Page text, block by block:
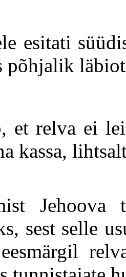
esitati
põhjalik
et relva ei
kassa,
Jehoova
sest selle